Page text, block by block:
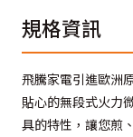
規格資訊
飛騰家電引進歐洲
貼心的無段式火力
具的特性，讓您煎